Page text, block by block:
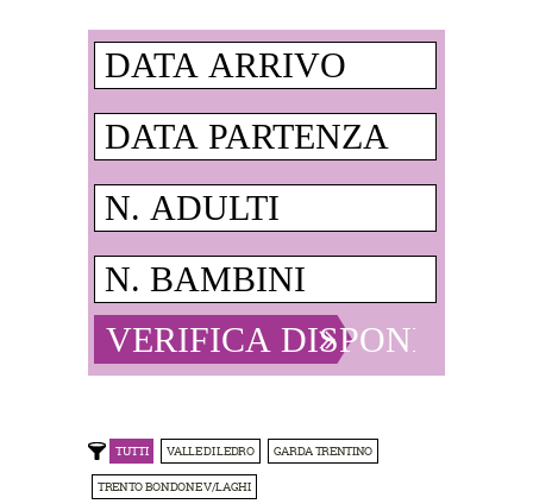
TUTTI VALLE DI LEDRO GARDA TRENTINO
TRENTO BONDONE V/LAGHI